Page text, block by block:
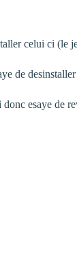
celui ci (le
de
esaye de